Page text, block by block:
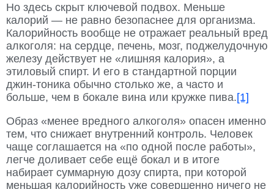
Но здесь скрыт ключевой подвох. Меньше
калорий — не равно безопаснее для организма.
Калорийность вообще не отражает реальный вред
алкоголя: на сердце, печень, мозг, поджелудочную
железу действует не «лишняя калория», а
этиловый спирт. И его в стандартной порции
джин-тоника обычно столько же, а часто и
больше, чем в бокале вина или кружке пива.[1]
Образ «менее вредного алкоголя» опасен именно
тем, что снижает внутренний контроль. Человек
чаще соглашается на «по одной после работы»,
легче доливает себе ещё бокал и в итоге
набирает суммарную дозу спирта, при которой
меньшая калорийность уже совершенно ничего не